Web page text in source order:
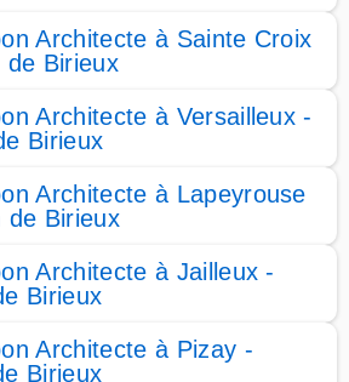
Architecte à Sainte Croix
de Birieux
Architecte à Versailleux -
Birieux
Architecte à Lapeyrouse
de Birieux
Architecte à Jailleux -
Birieux
Architecte à Pizay -
Birieux